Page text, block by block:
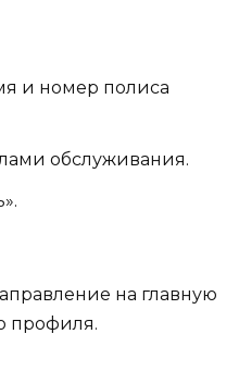
и номер полиса
обслуживания.
на главную
профиля.